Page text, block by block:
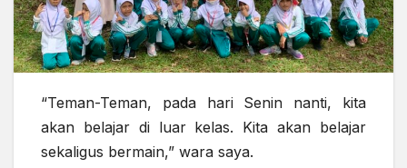
“Teman-Teman, pada hari Senin nanti, kita
akan belajar di luar kelas. Kita akan belajar
sekaligus bermain,” wara saya.